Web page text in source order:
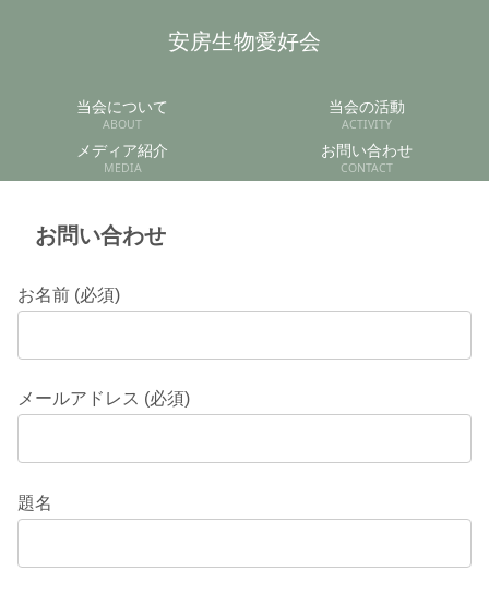
安房生物愛好会
当会について
ABOUT
当会の活動
ACTIVITY
メディア紹介
MEDIA
お問い合わせ
CONTACT
お問い合わせ
お名前 (必須)
メールアドレス (必須)
題名